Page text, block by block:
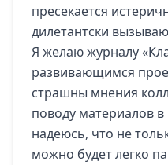
пресекается
дилетантски
Я желаю журналу
развивающимся
страшны мнения
поводу материалов
надеюсь, что не
можно будет легко